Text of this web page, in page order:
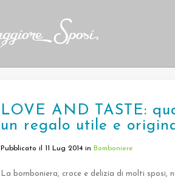
LOVE AND TASTE:
un regalo utile e
Pubblicato il 11 Lug 2014 in Bomboniere
La bomboniera, croce e delizia di molti